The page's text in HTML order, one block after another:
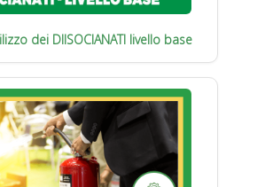
dei DIISOCIANATI livello base